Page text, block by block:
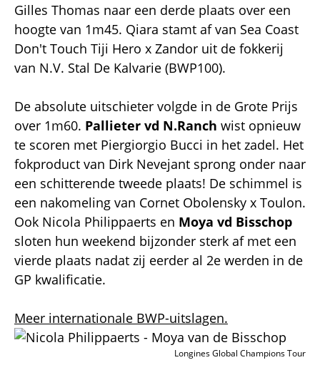
Gilles Thomas naar een derde plaats over een
hoogte van 1m45. Qiara stamt af van Sea Coast
Don't Touch Tiji Hero x Zandor uit de fokkerij
van N.V. Stal De Kalvarie (BWP100).
De absolute uitschieter volgde in de Grote Prijs
over 1m60. Pallieter vd N.Ranch wist opnieuw
te scoren met Piergiorgio Bucci in het zadel. Het
fokproduct van Dirk Nevejant sprong onder naar
een schitterende tweede plaats! De schimmel is
een nakomeling van Cornet Obolensky x Toulon.
Ook Nicola Philippaerts en Moya vd Bisschop
sloten hun weekend bijzonder sterk af met een
vierde plaats nadat zij eerder al 2e werden in de
GP kwalificatie.
Meer internationale BWP-uitslagen.
Afbeelding
Longines Global Champions Tour